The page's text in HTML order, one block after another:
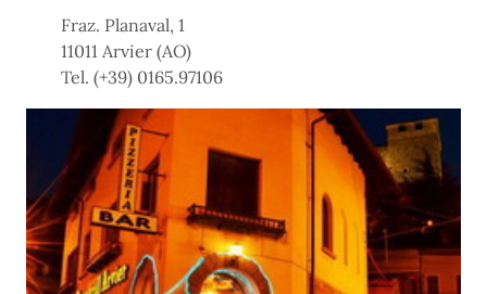
Fraz. Planaval, 1
11011 Arvier (AO)
Tel. (+39) 0165.97106